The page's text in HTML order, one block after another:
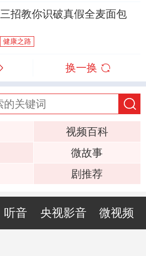
三招教你识破真假全麦面包
健康之路
换一换
视频百科
微故事
剧推荐
听音 央视影音 微视频